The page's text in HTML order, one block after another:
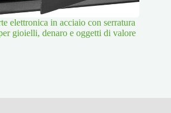
elettronica in acciaio con serratura
gioielli, denaro e oggetti di valore